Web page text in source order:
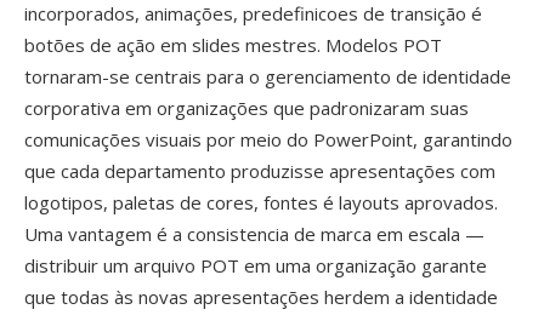
incorporados, animações, predefinicoes de transição é
botões de ação em slides mestres. Modelos POT
tornaram-se centrais para o gerenciamento de identidade
corporativa em organizações que padronizaram suas
comunicações visuais por meio do PowerPoint, garantindo
que cada departamento produzisse apresentações com
logotipos, paletas de cores, fontes é layouts aprovados.
Uma vantagem é a consistencia de marca em escala —
distribuir um arquivo POT em uma organização garante
que todas às novas apresentações herdem a identidade